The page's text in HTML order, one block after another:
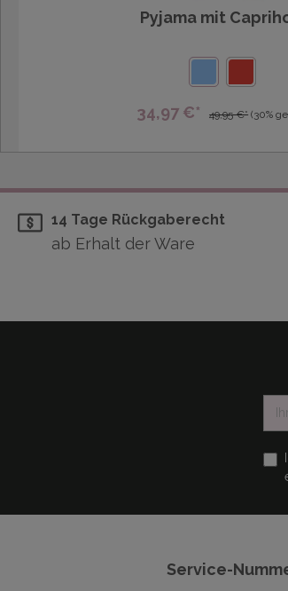
Pyjama mit
34,97 €* 49,95 €* (30%
14 Tage Rückgaberecht
ab Erhalt der Ware
Service-